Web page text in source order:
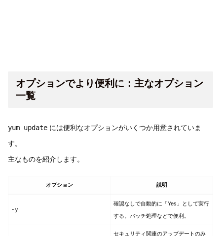
オプションでより便利に：主なオプション
一覧
yum update には便利なオプションがいくつか用意されていま
す。
主なものを紹介します。
オプション 説明
-y
確認なしで自動的に「Yes」として実行
する。バッチ処理などで便利。
セキュリティ関連のアップデートのみ